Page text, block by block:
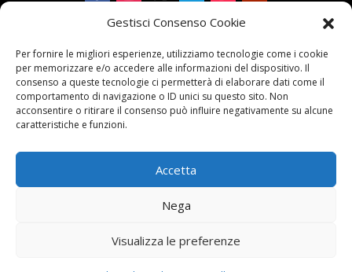
Gestisci Consenso Cookie
Per fornire le migliori esperienze, utilizziamo tecnologie come i cookie
per memorizzare e/o accedere alle informazioni del dispositivo. Il
consenso a queste tecnologie ci permetterà di elaborare dati come il
comportamento di navigazione o ID unici su questo sito. Non
acconsentire o ritirare il consenso può influire negativamente su alcune
caratteristiche e funzioni.
Accetta
Nega
Visualizza le preferenze

alla Newsletter
unarmaasc@pec.it